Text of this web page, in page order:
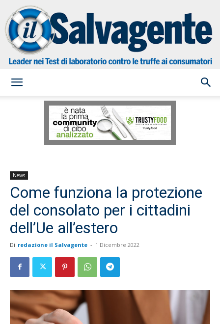
Salvagente
News
Come funziona la protezione
del consolato per i cittadini
dell’Ue all’estero
Di redazione il Salvagente - 1 Dicembre 2022